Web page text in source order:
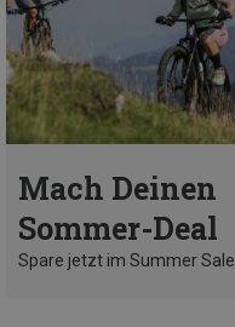
Mach Deinen
Sommer-Deal
Spare jetzt im Summer Sale